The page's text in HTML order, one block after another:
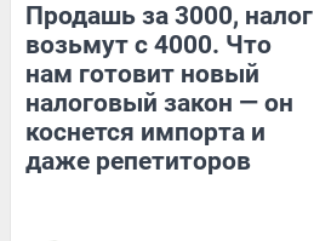
Продашь за 3000, налог
возьмут с 4000. Что
нам готовит новый
налоговый закон — он
коснется импорта и
даже репетиторов